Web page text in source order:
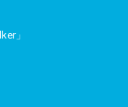
」